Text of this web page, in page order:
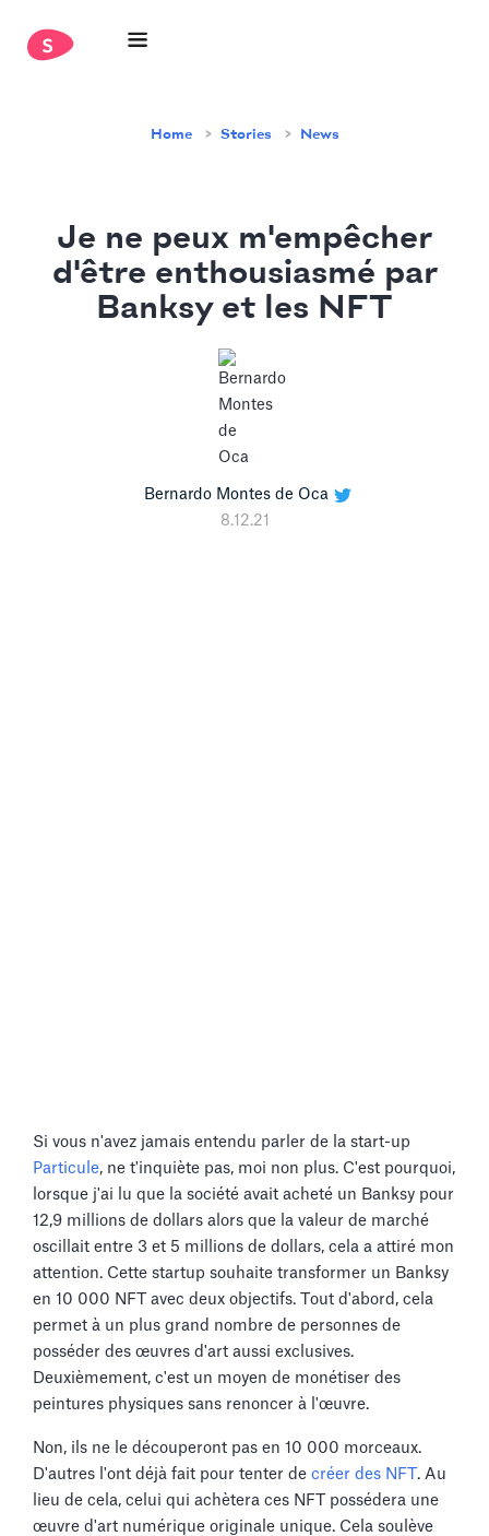
Home Stories News
Je ne peux m'empêcher
d'être enthousiasmé par
Banksy et les NFT
Bernardo Montes de Oca
8.12.21
Si vous n'avez jamais entendu parler de la start-up
Particule, ne t'inquiète pas, moi non plus. C'est pourquoi,
lorsque j'ai lu que la société avait acheté un Banksy pour
12,9 millions de dollars alors que la valeur de marché
oscillait entre 3 et 5 millions de dollars, cela a attiré mon
attention. Cette startup souhaite transformer un Banksy
en 10 000 NFT avec deux objectifs. Tout d'abord, cela
permet à un plus grand nombre de personnes de
posséder des œuvres d'art aussi exclusives.
Deuxièmement, c'est un moyen de monétiser des
peintures physiques sans renoncer à l'œuvre.
Non, ils ne le découperont pas en 10 000 morceaux.
D'autres l'ont déjà fait pour tenter de créer des NFT. Au
lieu de cela, celui qui achètera ces NFT possédera une
œuvre d'art numérique originale unique. Cela soulève